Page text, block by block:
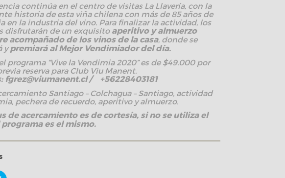
continúa en el centro de visitas La Llavería, con la
historia de esta viña chilena con más de 85 años de
en la industria del vino. Para finalizar la actividad, los
disfrutarán de un exquisitoaperitivo y almuerzo
acompañado de los vinos de la casa, donde se
ypremiará al Mejor Vendimiador del día.
programa “Vive la Vendimia 2020” es de $49.000 por
reserva para Club Viu Manent.
fgrez@viumanent.cl/ +56228403181
Santiago – Colchagua – Santiago, actividad
pechera de recuerdo, aperitivo y almuerzo.
de acercamiento es de cortesía, si no se utiliza el
es el mismo.